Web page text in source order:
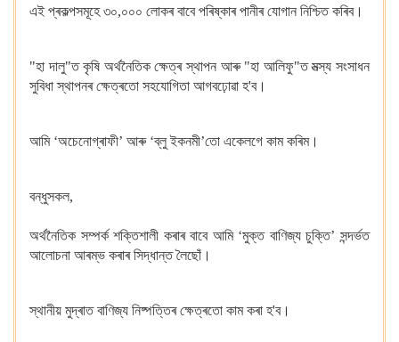
এই প্ৰকল্পসমূহে ৩০,০০০ লোকৰ বাবে পৰিষ্কাৰ পানীৰ যোগান নিশ্চিত কৰিব।
"হা দালু"ত কৃষি অৰ্থনৈতিক ক্ষেত্ৰ স্থাপন আৰু "হা আলিফু"ত মত্স্য সংসাধন
সুবিধা স্থাপনৰ ক্ষেত্ৰতো সহযোগিতা আগবঢ়োৱা হ'ব।
আমি ‘অচেনোগ্ৰাফী’ আৰু ‘ব্লু ইকনমী’তো একেলগে কাম কৰিম।
বন্ধুসকল,
অৰ্থনৈতিক সম্পৰ্ক শক্তিশালী কৰাৰ বাবে আমি ‘মুক্ত বাণিজ্য চুক্তি’ সন্দৰ্ভত
আলোচনা আৰম্ভ কৰাৰ সিদ্ধান্ত লৈছোঁ।
স্থানীয় মুদ্ৰাত বাণিজ্য নিষ্পত্তিৰ ক্ষেত্ৰতো কাম কৰা হ'ব।